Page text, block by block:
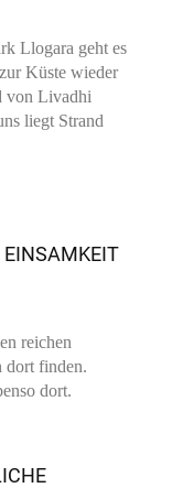
Llogara geht es
Küste wieder
von Livadhi
liegt Strand
reichen
dort finden.
dort.